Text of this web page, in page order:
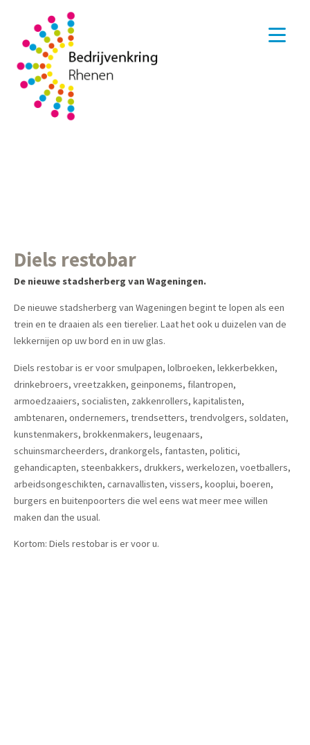
Diels restobar
De nieuwe stadsherberg van Wageningen.
De nieuwe stadsherberg van Wageningen begint te lopen als een
trein en te draaien als een tierelier. Laat het ook u duizelen van de
lekkernijen op uw bord en in uw glas.
Diels restobar is er voor smulpapen, lolbroeken, lekkerbekken,
drinkebroers, vreetzakken, geinponems, filantropen,
armoedzaaiers, socialisten, zakkenrollers, kapitalisten,
ambtenaren, ondernemers, trendsetters, trendvolgers, soldaten,
kunstenmakers, brokkenmakers, leugenaars,
schuinsmarcheerders, drankorgels, fantasten, politici,
gehandicapten, steenbakkers, drukkers, werkelozen, voetballers,
arbeidsongeschikten, carnavallisten, vissers, kooplui, boeren,
burgers en buitenpoorters die wel eens wat meer mee willen
maken dan the usual.
Kortom: Diels restobar is er voor u.